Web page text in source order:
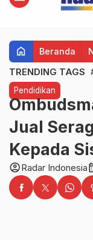
home Beranda
TRENDING TAGS
Pendidikan
Jual
Kepada
account_circleRadar Indonesia